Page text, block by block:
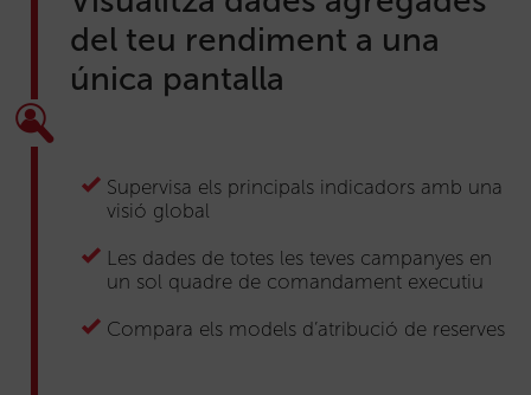
del teu rendiment a una
única pantalla
Supervisa els principals indicadors amb una
visió global
Les dades de totes les teves campanyes en
un sol quadre de comandament executiu
Compara els models d’atribució de reserves